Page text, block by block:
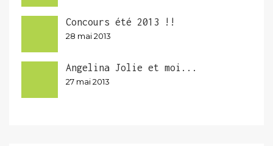
Concours été 2013 !!
28 mai 2013
Angelina Jolie et moi...
27 mai 2013